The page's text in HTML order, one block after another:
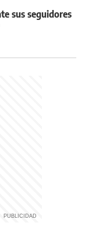
sus seguidores